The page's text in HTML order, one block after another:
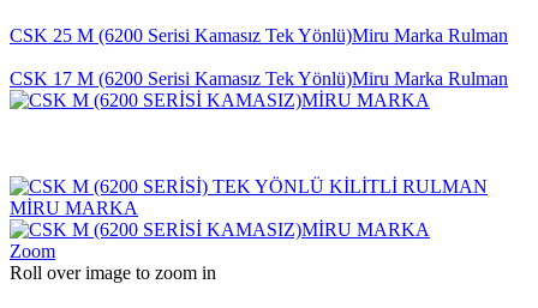
CSK 25 M (6200 Serisi Kamasız Tek Yönlü)Miru Marka Rulman
CSK 17 M (6200 Serisi Kamasız Tek Yönlü)Miru Marka Rulman
Zoom
Roll over image to zoom in